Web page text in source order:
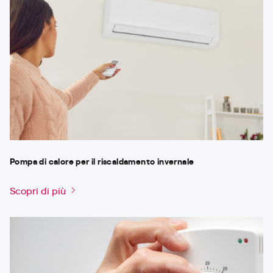
Pompa di calore per il riscaldamento invernale
Scopri di più